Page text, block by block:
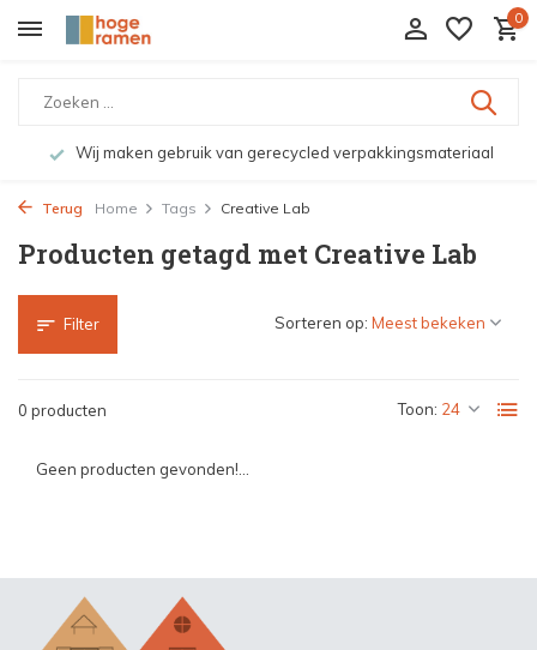
0
Wij maken gebruik van gerecycled verpakkingsmateriaal
Terug Home Tags Creative Lab
Producten getagd met Creative Lab
Filter
0 producten Toon:
Sorteren op:
Geen producten gevonden!...